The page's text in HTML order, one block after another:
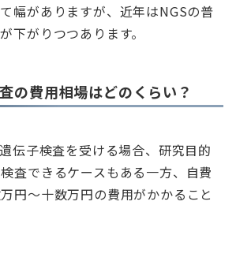
幅がありますが、近年はNGSの普
下がりつつあります。
の費用相場はどのくらい？
伝子検査を受ける場合、研究目的
査できるケースもある一方、自費
円～十数万円の費用がかかること